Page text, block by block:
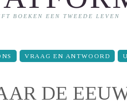
VRAAG EN ANTWOORD
DE